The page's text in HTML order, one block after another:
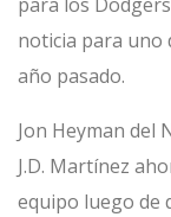
para los
noticia para uno
año pasado.
Jon Heyman del
J.D. Martínez
equipo luego de